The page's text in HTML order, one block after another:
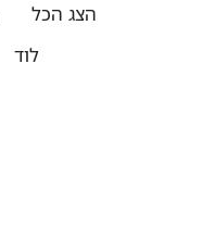
הצג הכל
לוד